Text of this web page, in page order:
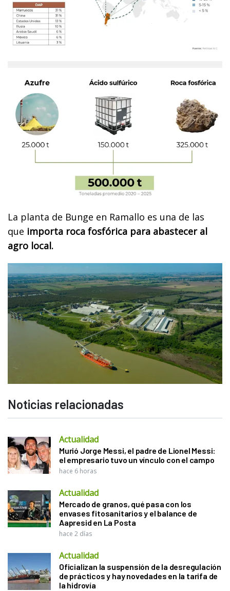
La planta de Bunge en Ramallo es una de las
que importa roca fosfórica para abastecer al
agro local.
Noticias relacionadas
Actualidad
Murió Jorge Messi, el padre de Lionel Messi:
el empresario tuvo un vínculo con el campo
hace 6 horas
Actualidad
Mercado de granos, qué pasa con los
envases fitosanitarios y el balance de
Aapresid en La Posta
hace 2 días
Actualidad
Oficializan la suspensión de la desregulación
de prácticos y hay novedades en la tarifa de
la hidrovía